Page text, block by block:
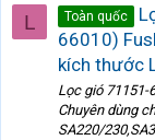
L Toàn quốc
66010)
kích thước
Lọc gió 71151-
Chuyên dùng
SA220/